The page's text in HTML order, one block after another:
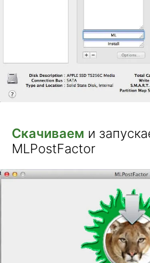
Скачиваем и
MLPostFactor